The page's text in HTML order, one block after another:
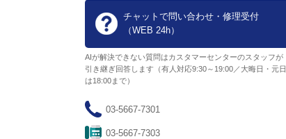
チャットで問い合わせ・修理受付
（WEB 24h）
AIが解決できない質問はカスタマーセンターのスタッフが
引き継ぎ回答します（有人対応9:30～19:00／大晦日・元日
は18:00まで）
03-5667-7301
03-5667-7303
東京都